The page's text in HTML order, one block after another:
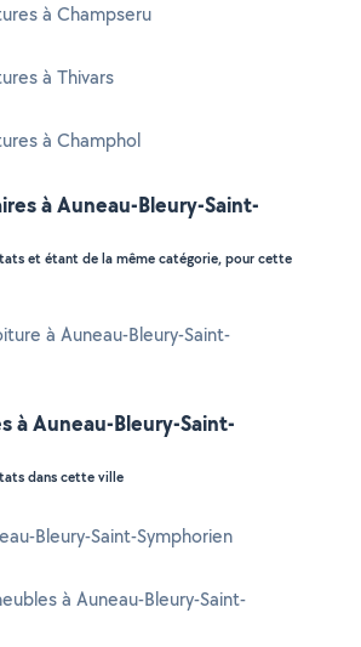
à Champseru
à Thivars
à Champhol
à Auneau-Bleury-Saint-
et étant de la même catégorie, pour cette
à Auneau-Bleury-Saint-
à Auneau-Bleury-Saint-
dans cette ville
Bleury-Saint-Symphorien
à Auneau-Bleury-Saint-